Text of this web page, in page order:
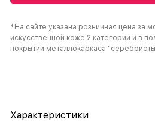
*На сайте указана розничная цена за
искусственной коже 2 категории и в
покрытии металлокаркаса
Характеристики